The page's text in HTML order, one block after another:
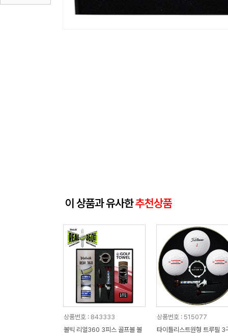
이 상품과 유사한추천상품
상품번호 : 843333
볼빅 리얼360 3피스 골프볼 볼
상품번호 : 515077
타이틀리스트원형 트루필 3